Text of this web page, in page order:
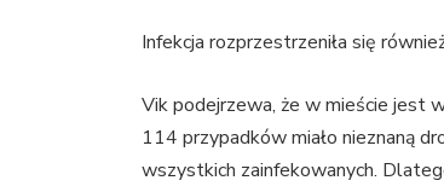
Infekcja rozprzestrzeniła się
Vik podejrzewa, że ​​w mieście jest
114 przypadków miało nieznaną
wszystkich zainfekowanych.